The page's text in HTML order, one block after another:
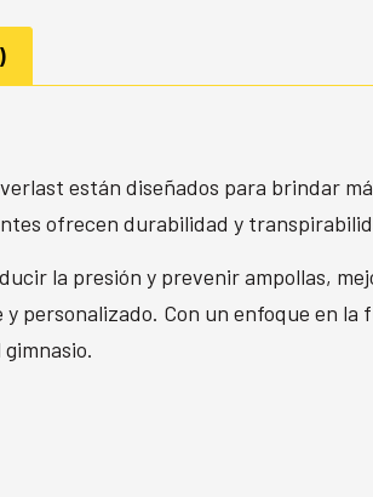
están diseñados para brindar
ofrecen durabilidad y
la presión y prevenir ampollas,
personalizado. Con un enfoque en